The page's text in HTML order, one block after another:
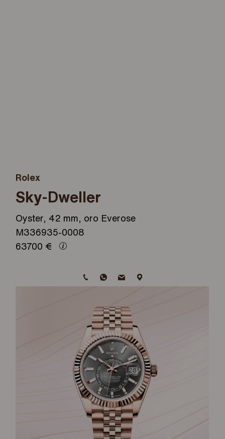
Rolex
Sky-Dweller
Oyster, 42 mm, oro Everose
M336935-0008
63700 €